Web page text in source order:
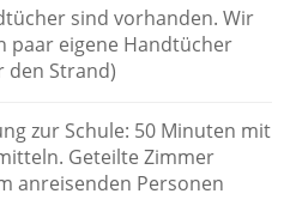
sind vorhanden. Wir
paar eigene Handtücher
den Strand)
zur Schule: 50 Minuten mit
Geteilte Zimmer
anreisenden Personen